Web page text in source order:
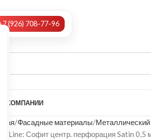
(926) 708-77-96
О КОМПАНИИ
Фасадные материалы
Line: Софит центр. перфорация Satin 0,5